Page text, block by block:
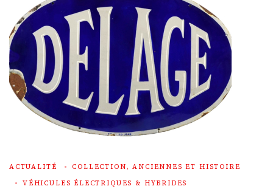
ACTUALITÉ
COLLECTION, ANCIENNES ET HISTOIRE
VÉHICULES ÉLECTRIQUES & HYBRIDES